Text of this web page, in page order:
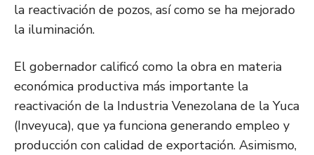
la reactivación de pozos, así como se ha mejorado
la iluminación.
El gobernador calificó como la obra en materia
económica productiva más importante la
reactivación de la Industria Venezolana de la Yuca
(Inveyuca), que ya funciona generando empleo y
producción con calidad de exportación. Asimismo,